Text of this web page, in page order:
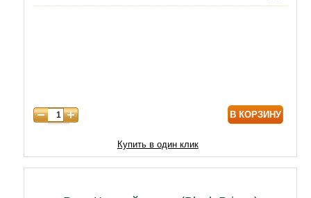
В КОРЗИНУ
Купить в один клик